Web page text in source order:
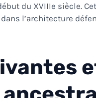
du XVIIIe siècle.
l’architecture